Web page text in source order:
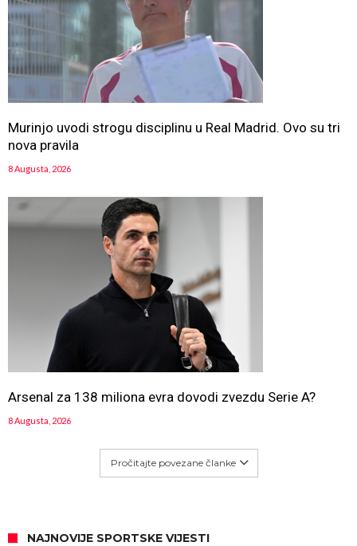
Murinjo uvodi strogu disciplinu u Real Madrid. Ovo su tri
nova pravila
8 Augusta, 2026
Arsenal za 138 miliona evra dovodi zvezdu Serie A?
8 Augusta, 2026
Pročitajte povezane članke
NAJNOVIJE SPORTSKE VIJESTI